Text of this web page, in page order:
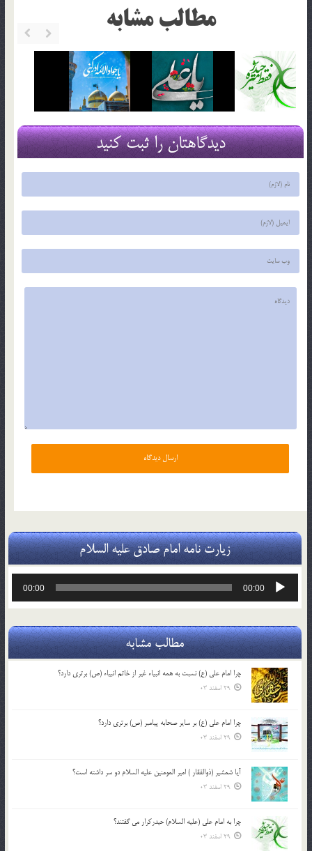
مطالب مشابه
دیدگاهتان را ثبت کنید
زیارت نامه امام صادق علیه السلام
پخش‌کننده
00:00
00:00
مطالب مشابه
چرا امام علی (ع) نسبت به همه انبیاء غیر از خاتم انبیاء (ص) برتری دارد؟
29 اسفند 03
چرا امام علی (ع) بر سایر صحابه پیامبر (ص) برتری دارد؟
29 اسفند 03
آیا شمشیر (ذوالفقار ) امیر المومنین علیه السلام دو سر داشته است؟
29 اسفند 03
چرا به امام علی (علیه السلام) حیدرکرار می گفتند؟
29 اسفند 03